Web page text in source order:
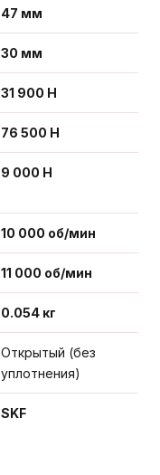
47 мм
30 мм
31 900 Н
76 500 Н
9 000 Н
10 000 об/мин
11 000 об/мин
0.054 кг
Открытый (без
уплотнения)
SKF